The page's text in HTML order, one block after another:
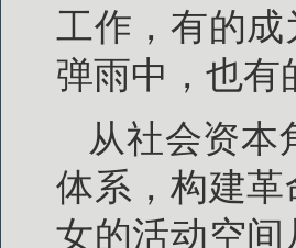
工作，有的
弹雨中，也有
从社会资本
体系，构建
女的活动空